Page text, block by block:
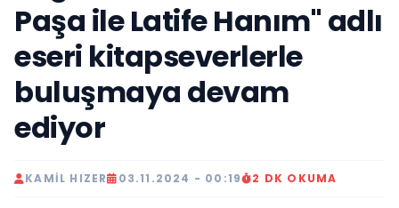
Paşa ile Latife Hanım" adlı
eseri kitapseverlerle
buluşmaya devam
ediyor
KAMIL HIZER 03.11.2024 - 00:19 2 DK OKUMA